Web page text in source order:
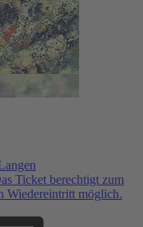
Ticket berechtigt zum
Wiedereintritt möglich.